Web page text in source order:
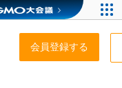
会員登録する